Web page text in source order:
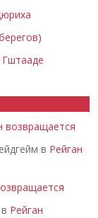
Гштааде
возвращается
в Рейган
Рейган